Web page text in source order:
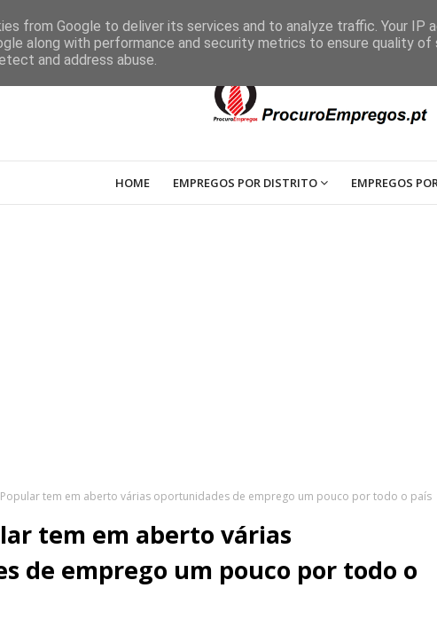
HOME EMPREGOS POR DISTRITO EMPREGOS
tem em aberto várias oportunidades de emprego um pouco por todo o país
tem em aberto várias
de emprego um pouco por todo o
from Google to deliver its services and to analyze traffic. Your IP
along with performance and security metrics to ensure quality of
and address abuse.